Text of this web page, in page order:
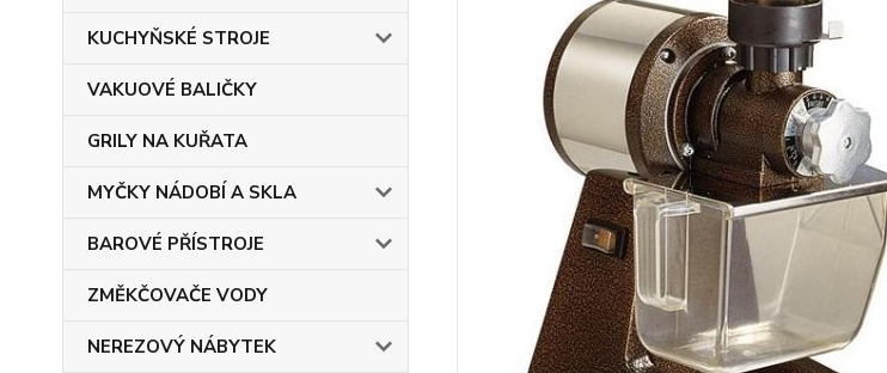
KUCHYŇSKÉ STROJE
VAKUOVÉ BALIČKY
GRILY NA KUŘATA
MYČKY NÁDOBÍ A SKLA
BAROVÉ PŘÍSTROJE
ZMĚKČOVAČE VODY
NEREZOVÝ NÁBYTEK